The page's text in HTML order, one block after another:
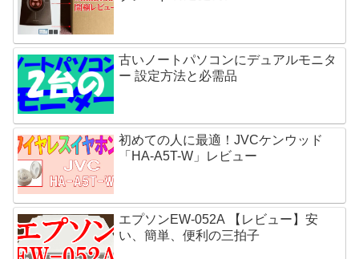
古いノートパソコンにデュアルモニタ
ー 設定方法と必需品
初めての人に最適！JVCケンウッド
「HA-A5T-W」レビュー
エプソンEW-052A 【レビュー】安
い、簡単、便利の三拍子